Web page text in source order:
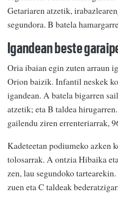
Getariaren atzetik,
segundora. B batela
Igandean beste
Oria ibaian egin zuten arraun
Orion baizik. Infantil neskek
igandean. A batela bigarren
atzetik; eta B taldea
gailendu ziren errenteriarrak,
Kadeteetan podiumeko azken
tolosarrak. A ontzia Hibaika
zen, lau segundoko
zuen eta C taldeak